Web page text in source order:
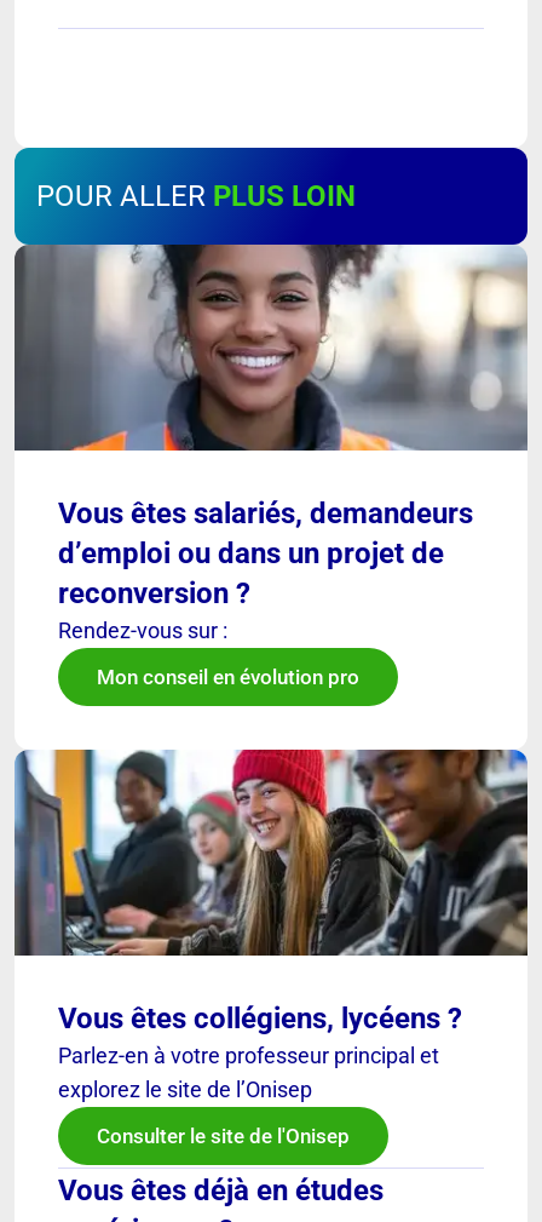
POUR ALLER PLUS LOIN
Vous êtes salariés, demandeurs
d’emploi ou dans un projet de
reconversion ?
Rendez-vous sur :
Mon conseil en évolution pro
Vous êtes collégiens, lycéens ?
Parlez-en à votre professeur principal et
explorez le site de l’Onisep
Consulter le site de l'Onisep
Vous êtes déjà en études